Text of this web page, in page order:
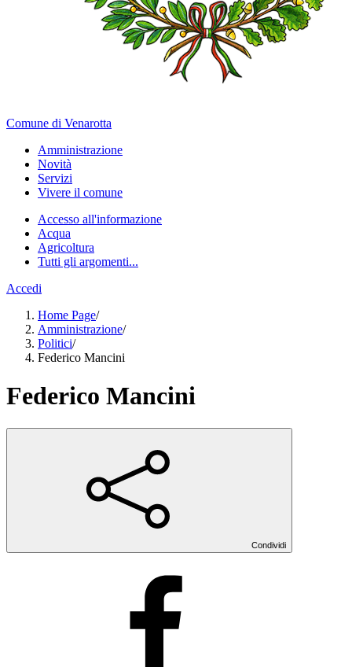
Comune di Venarotta
Amministrazione
Novità
Servizi
Vivere il comune
Accesso all'informazione
Acqua
Agricoltura
Tutti gli argomenti...
Accedi
Home Page/
Amministrazione/
Politici/
Federico Mancini
Federico Mancini
Condividi